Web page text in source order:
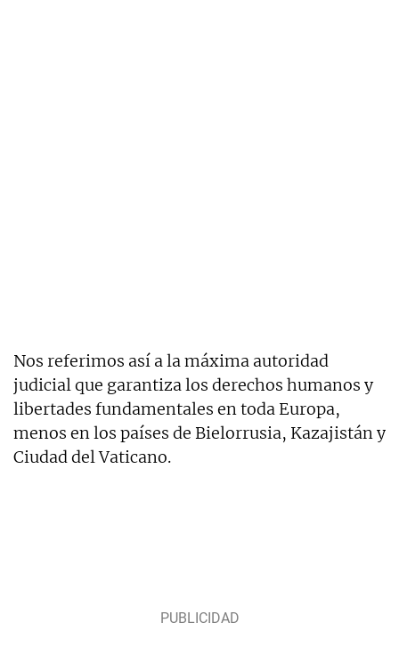
Nos referimos así a la máxima autoridad
judicial que garantiza los derechos humanos y
libertades fundamentales en toda Europa,
menos en los países de Bielorrusia, Kazajistán y
Ciudad del Vaticano.